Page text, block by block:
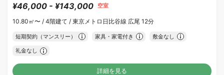
¥46,000 - ¥143,000 空室
10.80㎡〜 / 4階建て / 東京メトロ日比谷線 広尾 12分
短期契約（マンスリー） 家具・家電付き 敷金なし
礼金なし
詳細を見る